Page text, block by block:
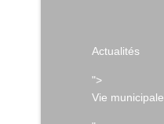
Actualités
">
Vie municipale